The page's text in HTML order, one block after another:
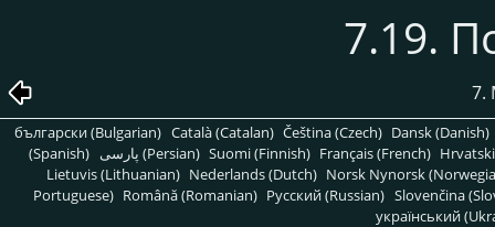
7.19.
7.
български (Bulgarian) Català (Catalan) Čeština (Czech) Dansk (Danish)
(Spanish)
پارسی (Persian) Suomi (Finnish) Français (French)
Lietuvis (Lithuanian) Nederlands (Dutch) Norsk Nynorsk
Portuguese) Română (Romanian) Pусский (Russian) Slovenčina
український